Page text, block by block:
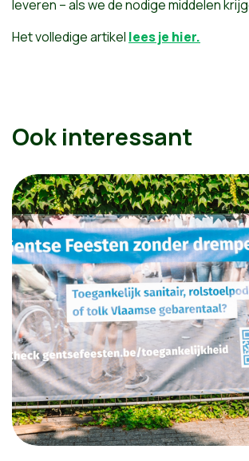
leveren – als we de nodige middelen
Het volledige artikel lees je hier.
Ook interessant